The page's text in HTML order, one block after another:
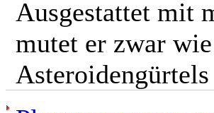
Ausgestattet mit
mutet er zwar